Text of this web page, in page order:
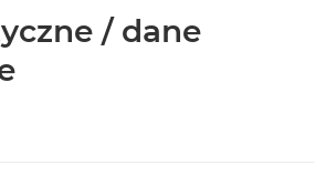
/ dane